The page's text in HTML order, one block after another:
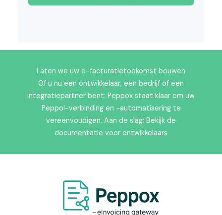
Laten we uw e-facturatietoekomst bouwen
Of u nu een ontwikkelaar, een bedrijf of een
integratiepartner bent: Peppox staat klaar om uw
Peppol-verbinding en -automatisering te
vereenvoudigen. Aan de slag: Bekijk de
documentatie voor ontwikkelaars